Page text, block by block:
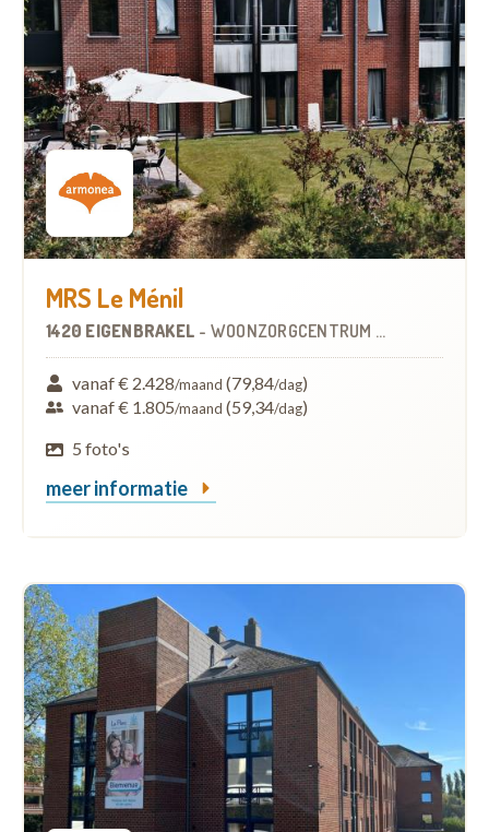
MRS Le Ménil
1420 EIGENBRAKEL - WOONZORGCENTRUM (WZC)
vanaf € 2.428/maand (79,84/dag)
vanaf € 1.805/maand (59,34/dag)
5 foto's
meer informatie